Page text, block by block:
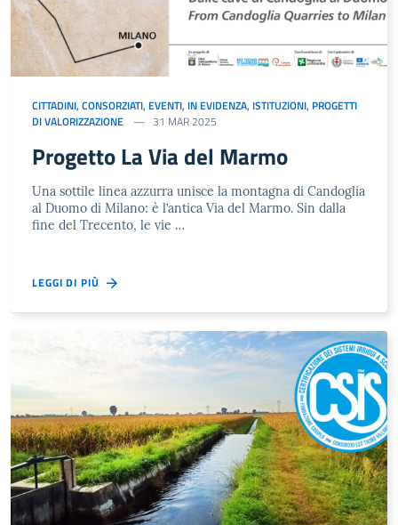
CITTADINI, CONSORZIATI, EVENTI, IN EVIDENZA, ISTITUZIONI, PROGETTI
DI VALORIZZAZIONE
31 MAR 2025
Progetto La Via del Marmo
Una sottile linea azzurra unisce la montagna di Candoglia
al Duomo di Milano: è l’antica Via del Marmo. Sin dalla
fine del Trecento, le vie …
LEGGI DI PIÙ